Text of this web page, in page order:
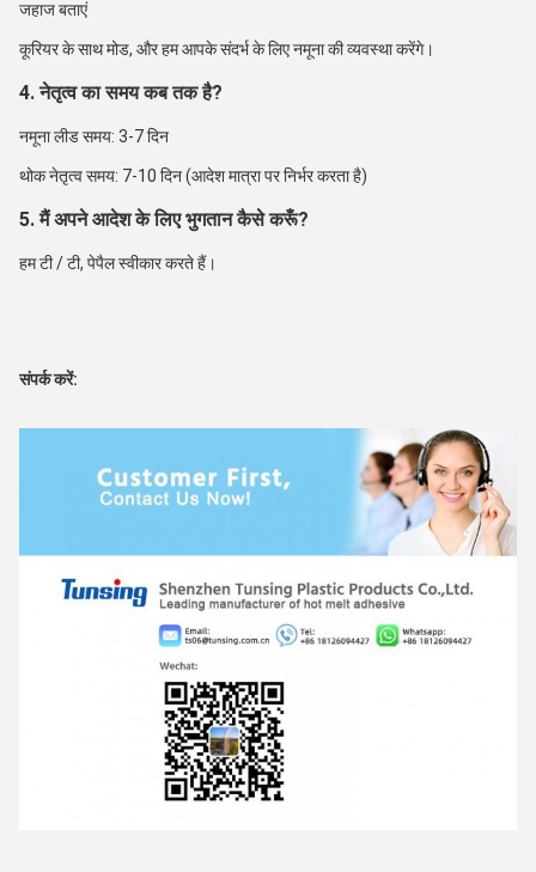
जहाज बताएं
कूरियर के साथ मोड, और हम आपके संदर्भ के लिए नमूना की व्यवस्था करेंगे।
4. नेतृत्व का समय कब तक है?
नमूना लीड समय: 3-7 दिन
थोक नेतृत्व समय: 7-10 दिन (आदेश मात्रा पर निर्भर करता है)
5. मैं अपने आदेश के लिए भुगतान कैसे करूँ?
हम टी / टी, पेपैल स्वीकार करते हैं।
संपर्क करें: